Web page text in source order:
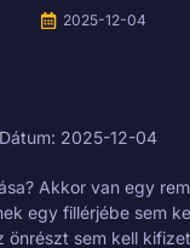
2025-12-04
Dátum: 2025-12-04
Akkor van egy
egy fillérjébe sem
önrészt sem kell